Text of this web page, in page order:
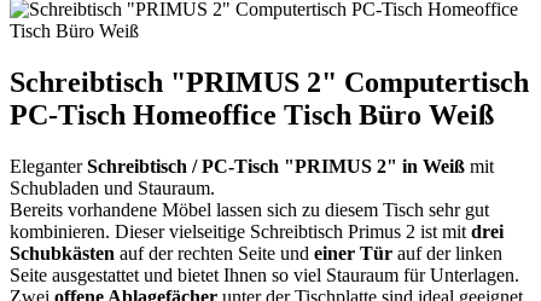
Schreibtisch "PRIMUS 2" Computertisch
PC-Tisch Homeoffice Tisch Büro Weiß
EleganterSchreibtisch / PC-Tisch "PRIMUS 2" in Weiß mit
Schubladen und Stauraum.
Bereits vorhandene Möbel lassen sich zu diesem Tisch sehr gut
kombinieren. Dieser vielseitige Schreibtisch Primus 2 ist mit drei
Schubkästen auf der rechten Seite und einer Tür auf der linken
Seite ausgestattet und bietet Ihnen so viel Stauraum für Unterlagen.